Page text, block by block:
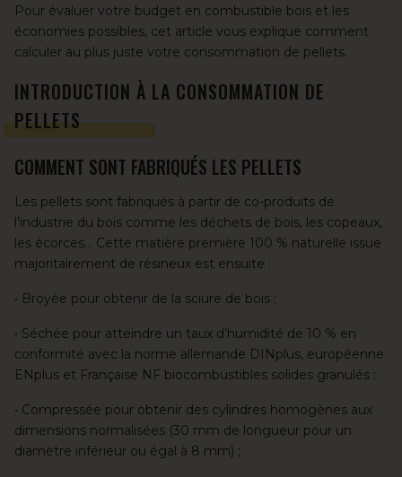
Pour évaluer votre budget en combustible bois et les
économies possibles, cet article vous explique comment
calculer au plus juste votre consommation de pellets.
INTRODUCTION À LA CONSOMMATION DE
PELLETS
COMMENT SONT FABRIQUÉS LES PELLETS
Les pellets sont fabriqués à partir de co-produits de
l’industrie du bois comme les déchets de bois, les copeaux,
les écorces… Cette matière première 100 % naturelle issue
majoritairement de résineux est ensuite :
• Broyée pour obtenir de la sciure de bois ;
• Séchée pour atteindre un taux d’humidité de 10 % en
conformité avec la norme allemande DINplus, européenne
ENplus et Française NF biocombustibles solides granulés ;
• Compressée pour obtenir des cylindres homogènes aux
dimensions normalisées (30 mm de longueur pour un
diamètre inférieur ou égal à 8 mm) ;